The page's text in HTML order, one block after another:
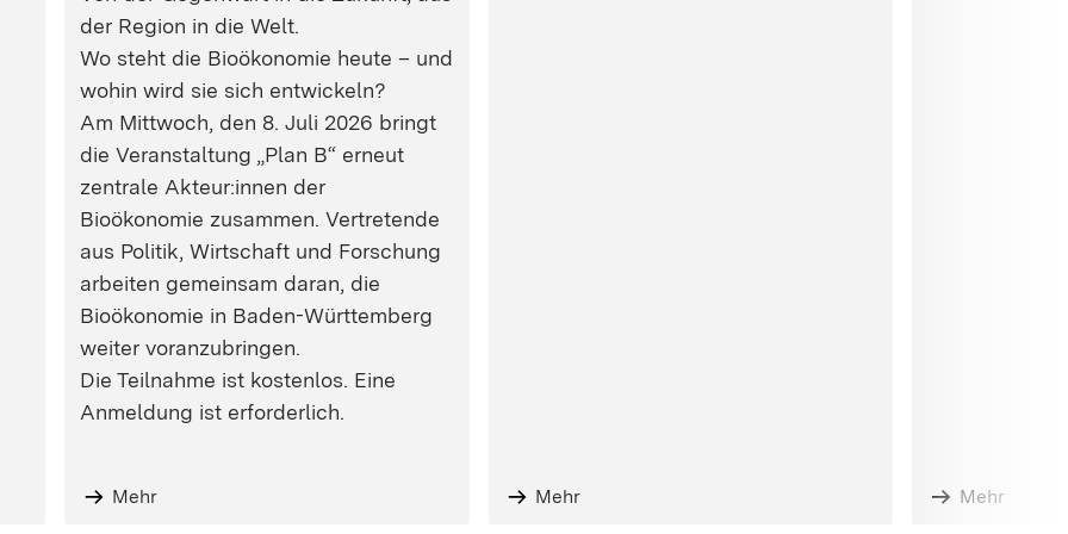
der Region in die Welt.
Wo steht die Bioökonomie heute – und
wohin wird sie sich entwickeln?
Am Mittwoch, den 8. Juli 2026 bringt
die Veranstaltung „Plan B“ erneut
zentrale Akteur:innen der
Bioökonomie zusammen. Vertretende
aus Politik, Wirtschaft und Forschung
arbeiten gemeinsam daran, die
Bioökonomie in Baden-Württemberg
weiter voranzubringen.
Die Teilnahme ist kostenlos. Eine
Anmeldung ist erforderlich.
Mehr Mehr Mehr